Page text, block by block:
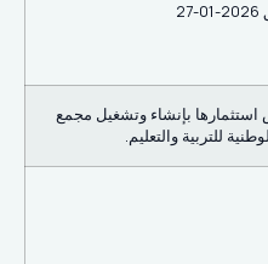
بإنشاء وتشغيل مجمع
للتربية والتعليم.